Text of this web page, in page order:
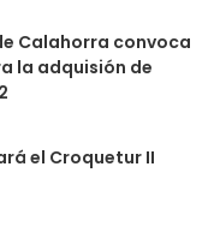
Calahorra convoca
la adquisión de
el Croquetur II